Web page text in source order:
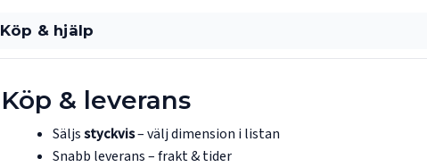
Köp & hjälp
Köp & leverans
Säljsstyckvis– välj dimension i listan
Snabb leverans –frakt & tider